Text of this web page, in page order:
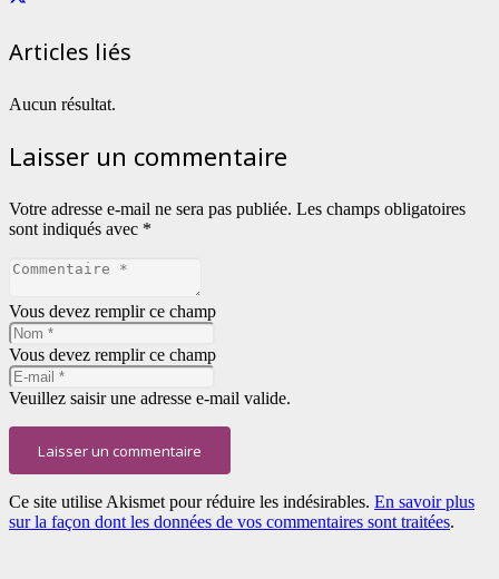
Articles liés
Aucun résultat.
Laisser un commentaire
Votre adresse e-mail ne sera pas publiée. Les champs obligatoires
sont indiqués avec *
Vous devez remplir ce champ
Vous devez remplir ce champ
Veuillez saisir une adresse e-mail valide.
Laisser un commentaire
Ce site utilise Akismet pour réduire les indésirables. En savoir plus
sur la façon dont les données de vos commentaires sont traitées.